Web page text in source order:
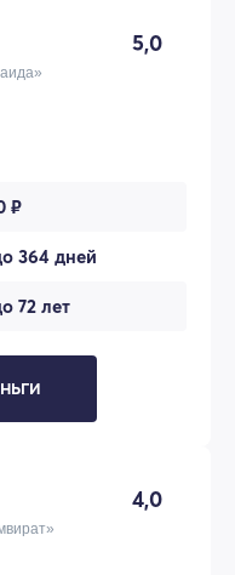
5,0
₽
364 дней
72 лет
4,0